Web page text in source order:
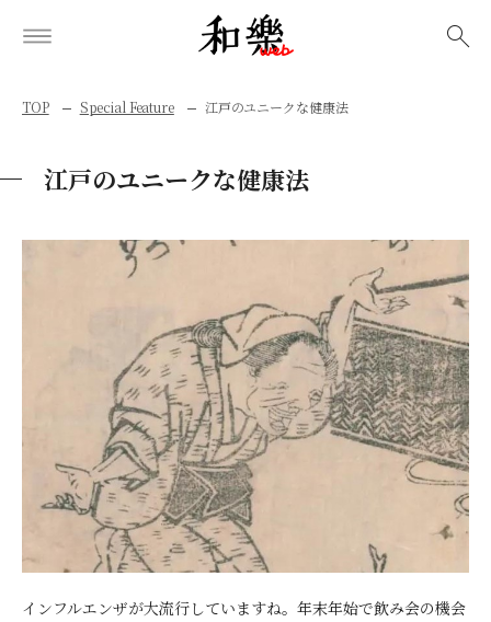
TOP Special Feature 江戸のユニークな健康法
江戸のユニークな健康法
インフルエンザが大流行していますね。年末年始で飲み会の機会